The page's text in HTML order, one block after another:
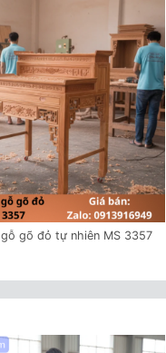
gõ đỏ tự nhiên MS 3357